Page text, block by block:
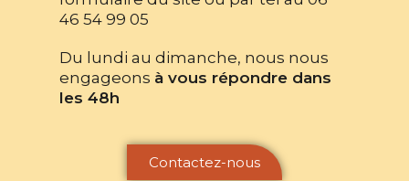
46 54 99 05
Du lundi au dimanche, nous nous
engageons à vous répondre dans
les 48h
Contactez-nous